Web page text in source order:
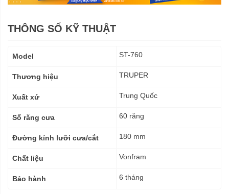
THÔNG SỐ KỸ THUẬT
kỹ
Model ST-760
Thương hiệu TRUPER
Xuất xứ Trung Quốc
Số răng cưa 60 răng
Đường kính lưỡi cưa/cắt 180 mm
Chất liệu Vonfram
Bảo hành 6 tháng